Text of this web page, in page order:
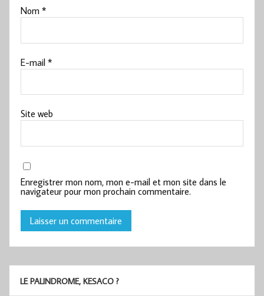
Nom*
E-mail*
Site web
Enregistrer mon nom, mon e-mail et mon site dans le
navigateur pour mon prochain commentaire.
LE PALINDROME, KESACO ?